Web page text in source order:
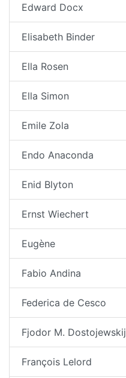
Edward Docx
Elisabeth Binder
Ella Rosen
Ella Simon
Emile Zola
Endo Anaconda
Enid Blyton
Ernst Wiechert
Eugène
Fabio Andina
Federica de Cesco
Fjodor M. Dostojewskij
François Lelord